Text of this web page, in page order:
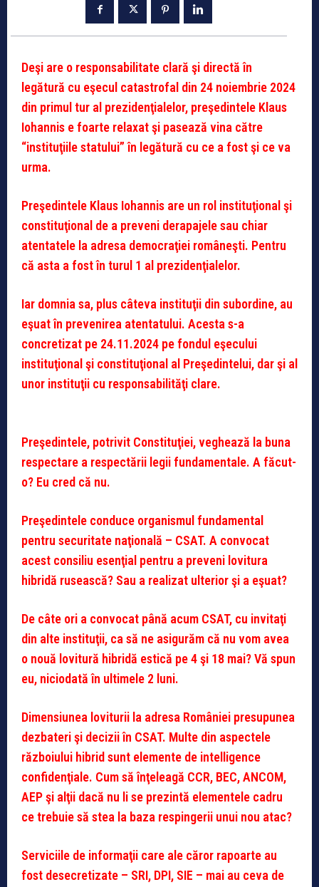
Deşi are o responsabilitate clară şi directă în
legătură cu eşecul catastrofal din 24 noiembrie 2024
din primul tur al prezidenţialelor, preşedintele Klaus
Iohannis e foarte relaxat şi pasează vina către
“instituţiile statului” în legătură cu ce a fost şi ce va
urma.
Preşedintele Klaus Iohannis are un rol instituţional şi
constituţional de a preveni derapajele sau chiar
atentatele la adresa democraţiei româneşti. Pentru
că asta a fost în turul 1 al prezidenţialelor.
Iar domnia sa, plus câteva instituţii din subordine, au
eşuat în prevenirea atentatului. Acesta s-a
concretizat pe 24.11.2024 pe fondul eşecului
instituţional şi constituţional al Preşedintelui, dar şi al
unor instituţii cu responsabilităţi clare.
Preşedintele, potrivit Constituţiei, veghează la buna
respectare a respectării legii fundamentale. A făcut-
o? Eu cred că nu.
Preşedintele conduce organismul fundamental
pentru securitate naţională – CSAT. A convocat
acest consiliu esenţial pentru a preveni lovitura
hibridă rusească? Sau a realizat ulterior şi a eşuat?
De câte ori a convocat până acum CSAT, cu invitaţi
din alte instituţii, ca să ne asigurăm că nu vom avea
o nouă lovitură hibridă estică pe 4 şi 18 mai? Vă spun
eu, niciodată în ultimele 2 luni.
Dimensiunea loviturii la adresa României presupunea
dezbateri şi decizii în CSAT. Multe din aspectele
războiului hibrid sunt elemente de intelligence
confidenţiale. Cum să înţeleagă CCR, BEC, ANCOM,
AEP şi alţii dacă nu li se prezintă elementele cadru
ce trebuie să stea la baza respingerii unui nou atac?
Serviciile de informaţii care ale căror rapoarte au
fost desecretizate – SRI, DPI, SIE – mai au ceva de